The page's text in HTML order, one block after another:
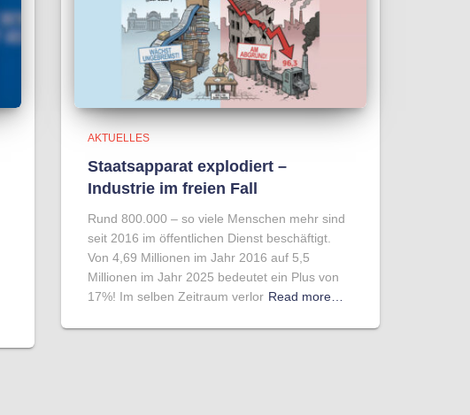
AKTUELLES
Staatsapparat explodiert –
Industrie im freien Fall
Rund 800.000 – so viele Menschen mehr sind
seit 2016 im öffentlichen Dienst beschäftigt.
Von 4,69 Millionen im Jahr 2016 auf 5,5
Millionen im Jahr 2025 bedeutet ein Plus von
17%! Im selben Zeitraum verlor Read more…